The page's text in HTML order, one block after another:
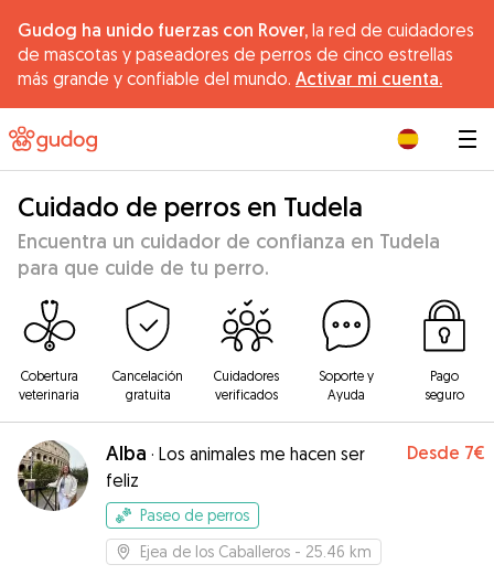
Gudog ha unido fuerzas con Rover, la red de cuidadores
de mascotas y paseadores de perros de cinco estrellas
más grande y confiable del mundo. Activar mi cuenta.
Cuidado de perros en Tudela
Encuentra un cuidador de confianza en Tudela
para que cuide de tu perro.
Cobertura
veterinaria
Cancelación
gratuita
Cuidadores
verificados
Soporte y
Ayuda
Pago
seguro
Alba · Los animales me hacen ser
feliz
Desde 7€
Paseo de perros
Ejea de los Caballeros - 25.46 km